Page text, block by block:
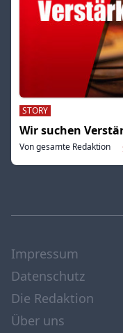
STORY
Wir suchen
Von gesamte Redaktion
Impressum
Datenschutz
Die Redaktion
Über uns